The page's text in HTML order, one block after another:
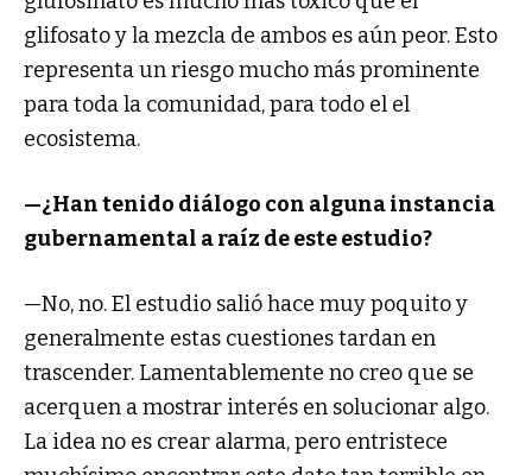
glifosato y la mezcla de ambos es aún peor. Esto
representa un riesgo mucho más prominente
para toda la comunidad, para todo el el
ecosistema.
—¿Han tenido diálogo con alguna instancia
gubernamental a raíz de este estudio?
—No, no. El estudio salió hace muy poquito y
generalmente estas cuestiones tardan en
trascender. Lamentablemente no creo que se
acerquen a mostrar interés en solucionar algo.
La idea no es crear alarma, pero entristece